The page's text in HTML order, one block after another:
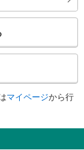
マイページから行